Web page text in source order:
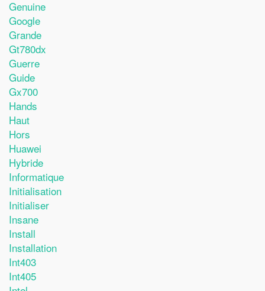
Genuine
Google
Grande
Gt780dx
Guerre
Guide
Gx700
Hands
Haut
Hors
Huawei
Hybride
Informatique
Initialisation
Initialiser
Insane
Install
Installation
Int403
Int405